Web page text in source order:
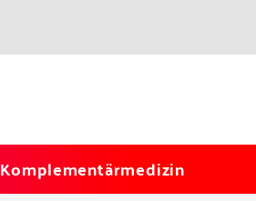
Komplementärmedizin